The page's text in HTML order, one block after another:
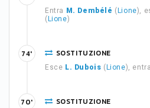
Entra M. Dembélé ( Lione),
( Lione)
SOSTITUZIONE
Esce L. Dubois ( Lione), entra
74'
SOSTITUZIONE
70'